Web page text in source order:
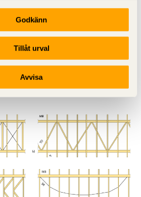
Godkänn
Tillåt urval
Avvisa
på ett stagningssystem med endast
livfack. Systemet är enkelriktat
fungerar endast i den riktning som